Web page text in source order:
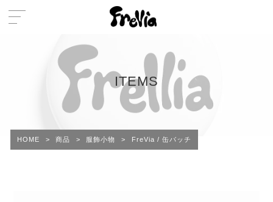
ITEMS
HOME > 商品 > 服飾小物 > FreVia / 缶バッチ